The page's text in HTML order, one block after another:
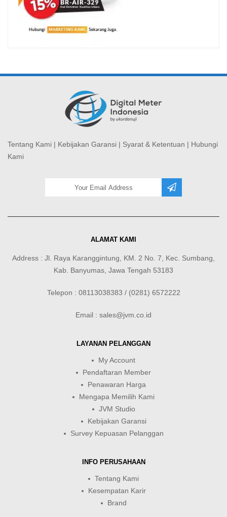
Tentang Kami | Kebijakan Garansi | Syarat & Ketentuan | Hubungi
Kami
ALAMAT KAMI
Address : Jl. Raya Karanggintung, KM. 2 No. 7, Kec. Sumbang,
Kab. Banyumas, Jawa Tengah 53183
Telepon : 08113038383 / (0281) 6572222
Email : sales@jvm.co.id
LAYANAN PELANGGAN
My Account
Pendaftaran Member
Penawaran Harga
Mengapa Memilih Kami
JVM Studio
Kebijakan Garansi
Survey Kepuasan Pelanggan
INFO PERUSAHAAN
Tentang Kami
Kesempatan Karir
Brand